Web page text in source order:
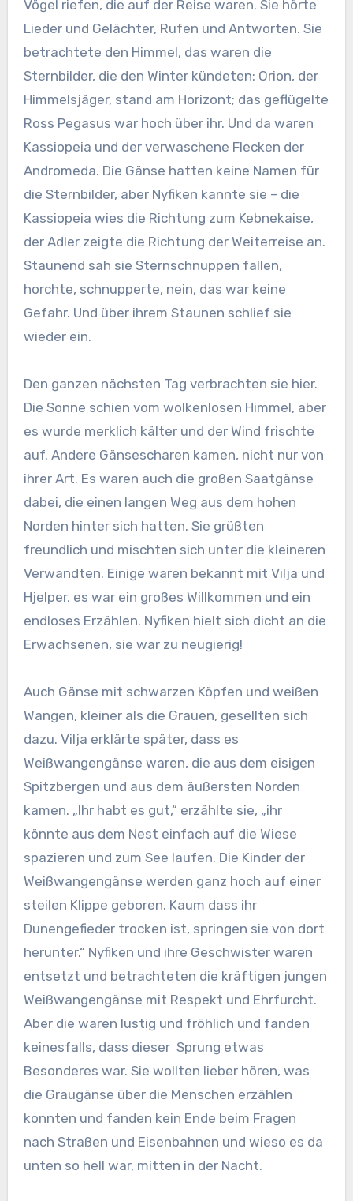
Vögel riefen, die auf der Reise waren. Sie hörte
Lieder und Gelächter, Rufen und Antworten. Sie
betrachtete den Himmel, das waren die
Sternbilder, die den Winter kündeten: Orion, der
Himmelsjäger, stand am Horizont; das geflügelte
Ross Pegasus war hoch über ihr. Und da waren
Kassiopeia und der verwaschene Flecken der
Andromeda. Die Gänse hatten keine Namen für
die Sternbilder, aber Nyfiken kannte sie – die
Kassiopeia wies die Richtung zum Kebnekaise,
der Adler zeigte die Richtung der Weiterreise an.
Staunend sah sie Sternschnuppen fallen,
horchte, schnupperte, nein, das war keine
Gefahr. Und über ihrem Staunen schlief sie
wieder ein.
Den ganzen nächsten Tag verbrachten sie hier.
Die Sonne schien vom wolkenlosen Himmel, aber
es wurde merklich kälter und der Wind frischte
auf. Andere Gänsescharen kamen, nicht nur von
ihrer Art. Es waren auch die großen Saatgänse
dabei, die einen langen Weg aus dem hohen
Norden hinter sich hatten. Sie grüßten
freundlich und mischten sich unter die kleineren
Verwandten. Einige waren bekannt mit Vilja und
Hjelper, es war ein großes Willkommen und ein
endloses Erzählen. Nyfiken hielt sich dicht an die
Erwachsenen, sie war zu neugierig!
Auch Gänse mit schwarzen Köpfen und weißen
Wangen, kleiner als die Grauen, gesellten sich
dazu. Vilja erklärte später, dass es
Weißwangengänse waren, die aus dem eisigen
Spitzbergen und aus dem äußersten Norden
kamen. „Ihr habt es gut,“ erzählte sie, „ihr
könnte aus dem Nest einfach auf die Wiese
spazieren und zum See laufen. Die Kinder der
Weißwangengänse werden ganz hoch auf einer
steilen Klippe geboren. Kaum dass ihr
Dunengefieder trocken ist, springen sie von dort
herunter.“ Nyfiken und ihre Geschwister waren
entsetzt und betrachteten die kräftigen jungen
Weißwangengänse mit Respekt und Ehrfurcht.
Aber die waren lustig und fröhlich und fanden
keinesfalls, dass dieser Sprung etwas
Besonderes war. Sie wollten lieber hören, was
die Graugänse über die Menschen erzählen
konnten und fanden kein Ende beim Fragen
nach Straßen und Eisenbahnen und wieso es da
unten so hell war, mitten in der Nacht.